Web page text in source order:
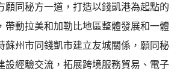
願同秘方一道，打造以錢凱港為起點的
帶動拉美和加勒比地區整體發展和一體
蘇州市同錢凱市建立友城關係，願同秘
設經驗交流，拓展跨境服務貿易、電子